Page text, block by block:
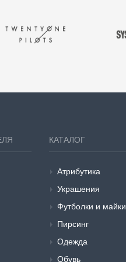
КАТАЛОГ
Атрибутика
Украшения
Футболки и майки
Пирсинг
Одежда
Обувь